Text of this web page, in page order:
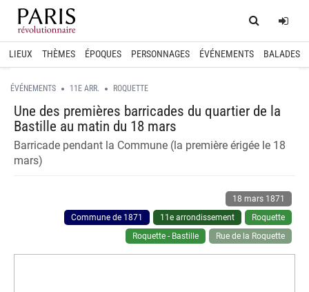
Home
LIEUX THÈMES ÉPOQUES PERSONNAGES ÉVÉNEMENTS BALADES
ÉVÉNEMENTS 11E ARR. ROQUETTE
Une des premières barricades du quartier de la
Bastille au matin du 18 mars
Barricade pendant la Commune (la première érigée le 18
mars)
18 mars 1871
Commune de 1871
11e arrondissement
Roquette
Roquette - Bastille
Rue de la Roquette